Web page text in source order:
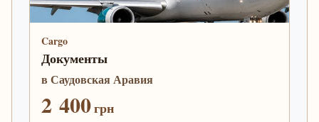
Cargo
Документы
в Саудовская Аравия
2 400грн